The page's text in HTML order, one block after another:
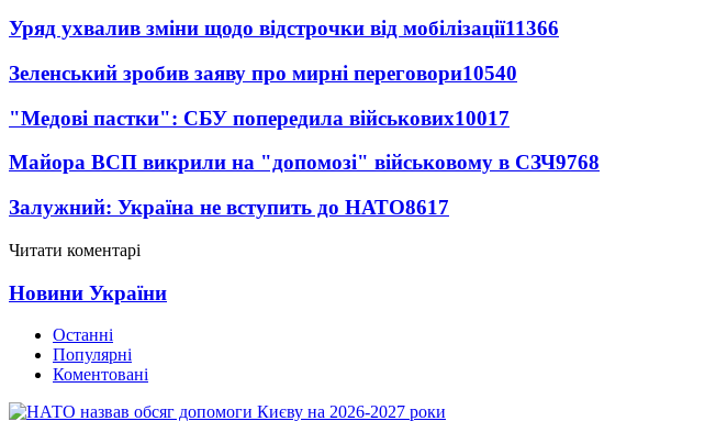
Уряд ухвалив зміни щодо відстрочки від мобілізації11366
Зеленський зробив заяву про мирні переговори10540
"Медові пастки": СБУ попередила військових10017
Майора ВСП викрили на "допомозі" військовому в СЗЧ9768
Залужний: Україна не вступить до НАТО8617
Читати коментарі
Новини України
Останні
Популярні
Коментовані